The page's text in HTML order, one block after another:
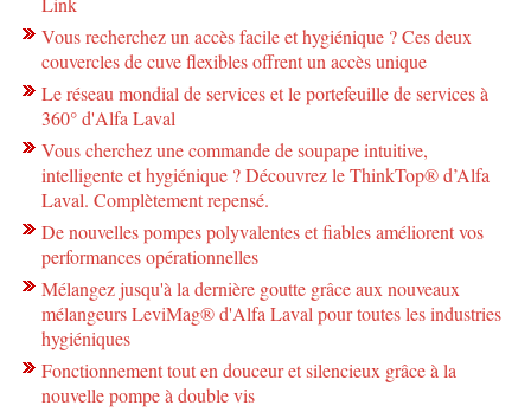
Vous recherchez un accès facile et hygiénique ? Ces deux
couvercles de cuve flexibles offrent un accès unique
Le réseau mondial de services et le portefeuille de services à
360° d'Alfa Laval
Vous cherchez une commande de soupape intuitive,
intelligente et hygiénique ? Découvrez le ThinkTop® d’Alfa
Laval. Complètement repensé.
De nouvelles pompes polyvalentes et fiables améliorent vos
performances opérationnelles
Mélangez jusqu'à la dernière goutte grâce aux nouveaux
mélangeurs LeviMag® d'Alfa Laval pour toutes les industries
hygiéniques
Fonctionnement tout en douceur et silencieux grâce à la
nouvelle pompe à double vis